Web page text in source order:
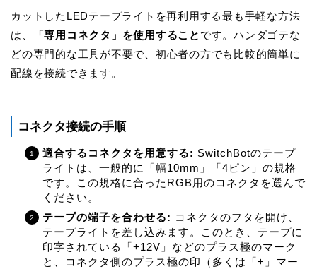
カットしたLEDテープライトを再利用する最も手軽な方法
は、
「専用コネクタ」を使用すること です。ハンダゴテな
どの専門的な工具が不要で、初心者の方でも比較的簡単に
配線を接続できます。
コネクタ接続の手順
適合するコネクタを用意する: SwitchBotのテープ
ライトは、一般的に「幅10mm」「4ピン」の規格
です。この規格に合ったRGB用のコネクタを選んで
ください。
テープの端子を合わせる: コネクタのフタを開け、
テープライトを差し込みます。このとき、テープに
印字されている「+12V」などのプラス極のマーク
と、コネクタ側のプラス極の印（多くは「+」マー